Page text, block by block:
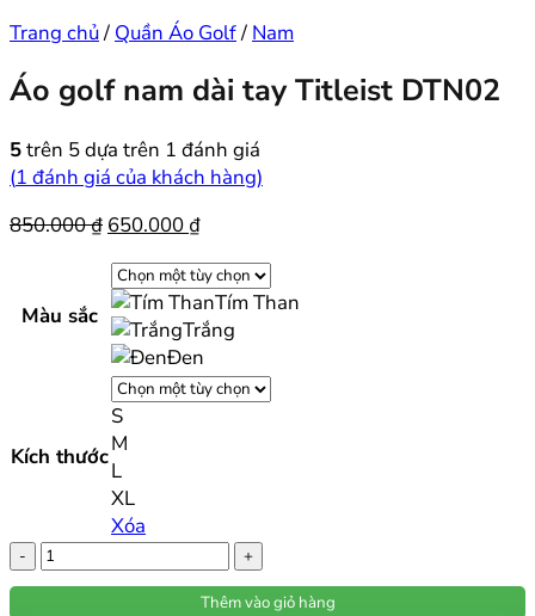
Trang chủ/ Quần Áo Golf/ Nam
Áo golf nam dài tay Titleist DTN02
5trên 5 dựa trên 1 đánh giá
(1 đánh giá của khách hàng)
850.000₫ Giá
là:
850.000 ₫.
650.000 ₫Giá
tại
là:
650.000 ₫.
Màu sắc
Tím Than
Trắng
Đen
Kích thước
S
M
L
XL
Xóa
Áo
golf
Thêm vào giỏ hàng